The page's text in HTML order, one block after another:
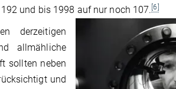
und bis 1998 auf nur noch 107.[6]
derzeitigen
allmähliche
sollten neben
und